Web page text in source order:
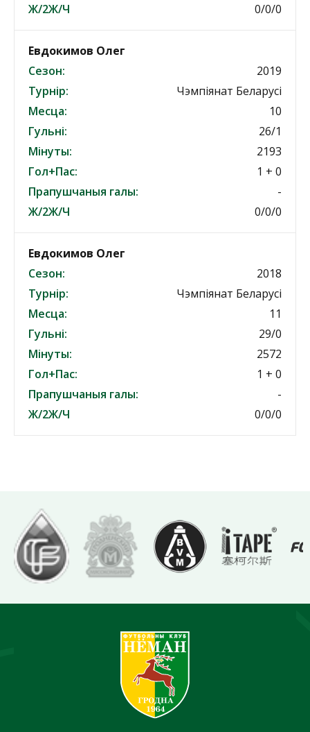
Ж/2Ж/Ч
0/0/0
Евдокимов Олег
Сезон:
2019
Турнір:
Чэмпіянат Беларусі
Месца:
10
Гульні:
26/1
Мінуты:
2193
Гол+Пас:
1 + 0
Прапушчаныя галы:
-
Ж/2Ж/Ч
0/0/0
Евдокимов Олег
Сезон:
2018
Турнір:
Чэмпіянат Беларусі
Месца:
11
Гульні:
29/0
Мінуты:
2572
Гол+Пас:
1 + 0
Прапушчаныя галы:
-
Ж/2Ж/Ч
0/0/0